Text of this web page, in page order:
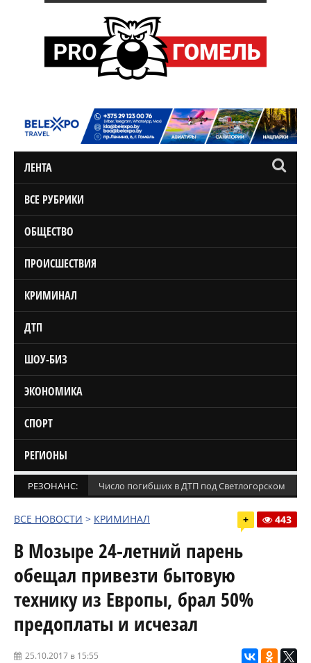
ЛЕНТА
ВСЕ РУБРИКИ
ОБЩЕСТВО
ПРОИСШЕСТВИЯ
КРИМИНАЛ
ДТП
ШОУ-БИЗ
ЭКОНОМИКА
СПОРТ
РЕГИОНЫ
РЕЗОНАНС: Число погибших в ДТП под Светлогорском
ВСЕ НОВОСТИ > КРИМИНАЛ + 443
В Мозыре 24-летний парень
обещал привезти бытовую
технику из Европы, брал 50%
предоплаты и исчезал
25.10.2017 в 15:55